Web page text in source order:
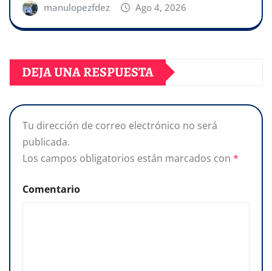
manulopezfdez Ago 4, 2026
DEJA UNA RESPUESTA
Tu dirección de correo electrónico no será
publicada.
Los campos obligatorios están marcados con *
Comentario